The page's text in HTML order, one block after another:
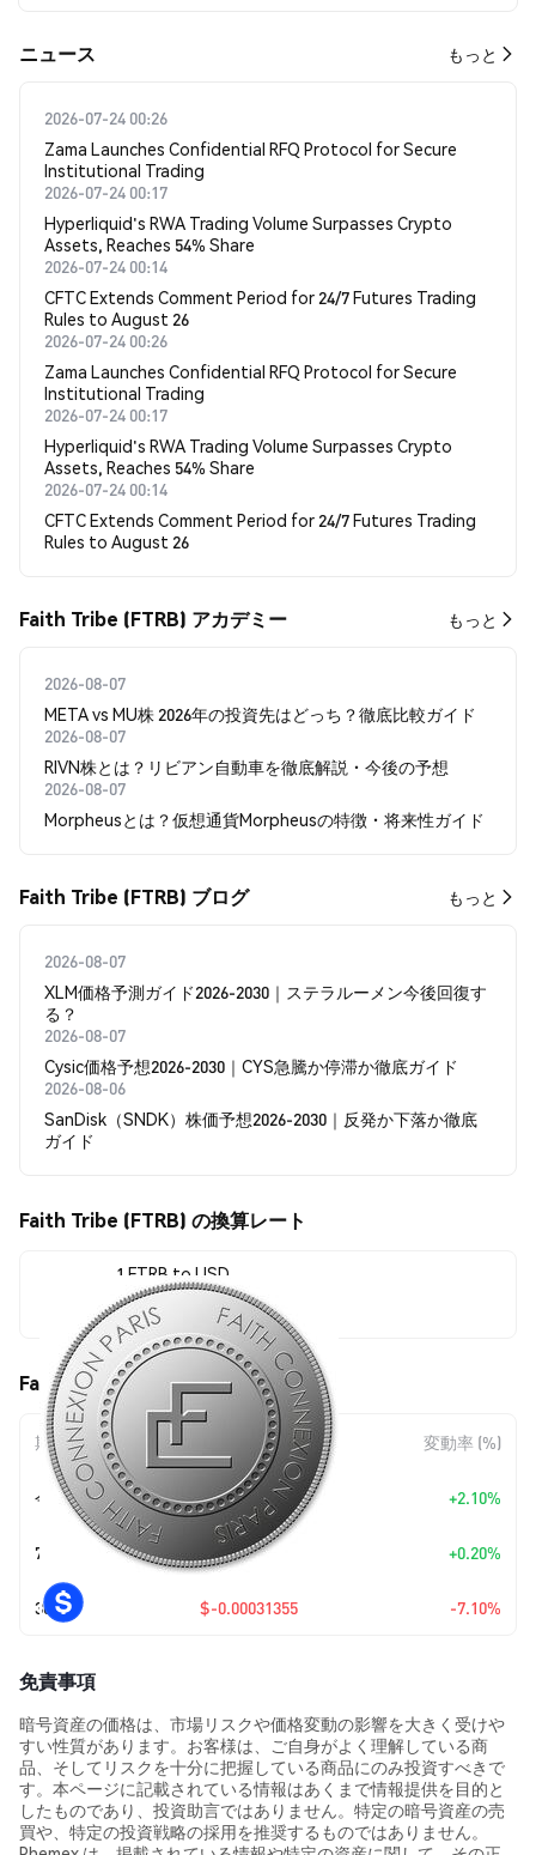
​​ニュース​​ もっと
2026-07-24 00:26
Zama Launches Confidential RFQ Protocol for Secure
Institutional Trading
2026-07-24 00:17
Hyperliquid's RWA Trading Volume Surpasses Crypto
Assets, Reaches 54% Share
2026-07-24 00:14
CFTC Extends Comment Period for 24/7 Futures Trading
Rules to August 26
2026-07-24 00:26
Zama Launches Confidential RFQ Protocol for Secure
Institutional Trading
2026-07-24 00:17
Hyperliquid's RWA Trading Volume Surpasses Crypto
Assets, Reaches 54% Share
2026-07-24 00:14
CFTC Extends Comment Period for 24/7 Futures Trading
Rules to August 26
Faith Tribe (FTRB) アカデミー もっと
2026-08-07
META vs MU株 2026年の投資先はどっち？徹底比較ガイド
2026-08-07
RIVN株とは？リビアン自動車を徹底解説・今後の予想
2026-08-07
Morpheusとは？仮想通貨Morpheusの特徴・将来性ガイド
Faith Tribe (FTRB) ブログ もっと
2026-08-07
XLM価格予測ガイド2026-2030｜ステラルーメン今後回復す
る？
2026-08-07
Cysic価格予想2026-2030｜CYS急騰か停滞か徹底ガイド
2026-08-06
SanDisk（SNDK）株価予想2026-2030｜反発か下落か徹底
ガイド
Faith Tribe (FTRB) の換算レート
1 FTRB to USD
$0.00410271
Faith Tribe (FTRB) の価格変動
期間 金額変動 変動率 (%)
今日 +$0.00008438 +2.10%
7日 + $0.00000819 +0.20%
30日 $-0.00031355 -7.10%
免責事項
暗号資産の価格は、市場リスクや価格変動の影響を大きく受けや
すい性質があります。お客様は、ご自身がよく理解している商
品、そしてリスクを十分に把握している商品にのみ投資すべきで
す。本ページに記載されている情報はあくまで情報提供を目的と
したものであり、投資助言ではありません。特定の暗号資産の売
買や、特定の投資戦略の採用を推奨するものではありません。